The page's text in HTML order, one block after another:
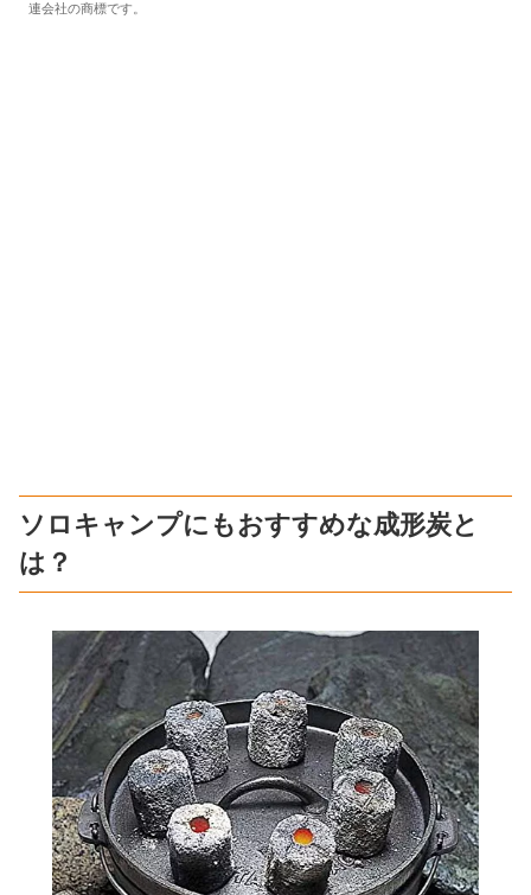
連会社の商標です。
ソロキャンプにもおすすめな成形炭と
は？